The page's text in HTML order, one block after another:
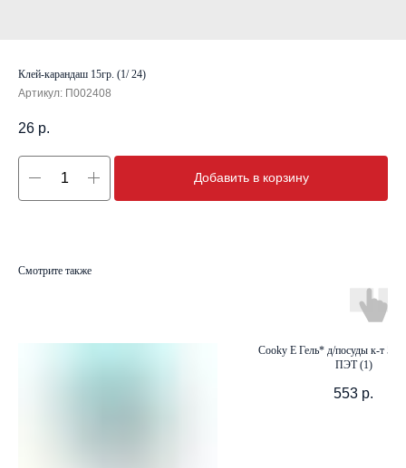
Клей-карандаш 15гр. (1/ 24)
Артикул: П002408
26 р.
Добавить в корзину
Смотрите также
Cooky Е Гель* д/посуды к-т 5л
ПЭТ (1)
553 р.